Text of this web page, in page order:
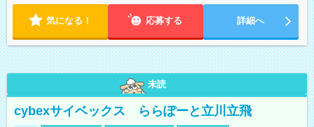
気になる！ 応募する 詳細へ
未読
cybexサイベックス ららぽーと立川立飛